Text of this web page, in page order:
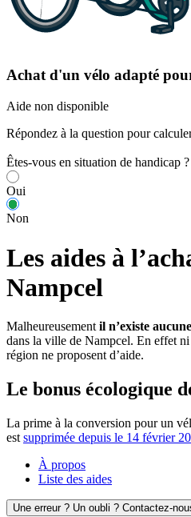
Achat d'un vélo adapté
Aide non disponible
Répondez à la question pour
Êtes-vous en situation de handicap ?
Oui
Non
Les aides à
Nampcel
Malheureusement il n’existe
dans la ville de Nampcel. En effet
région ne proposent d’aide.
Le bonus écologique
La prime à la conversion pour un
est supprimée depuis le 14 février
À propos
Liste des aides
Une erreur ? Un oubli ? Contactez-